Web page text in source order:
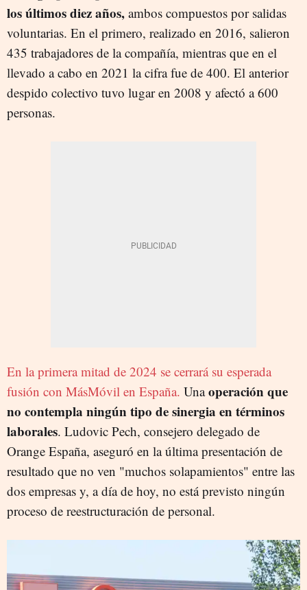
los últimos diez años, ambos compuestos por salidas
voluntarias. En el primero, realizado en 2016, salieron
435 trabajadores de la compañía, mientras que en el
llevado a cabo en 2021 la cifra fue de 400. El anterior
despido colectivo tuvo lugar en 2008 y afectó a 600
personas.
En la primera mitad de 2024 se cerrará su esperada
fusión con MásMóvil en España. Unaoperación que
no contempla ningún tipo de sinergia en términos
laborales. Ludovic Pech, consejero delegado de
Orange España, aseguró en la última presentación de
resultado que no ven "muchos solapamientos" entre las
dos empresas y, a día de hoy, no está previsto ningún
proceso de reestructuración de personal.